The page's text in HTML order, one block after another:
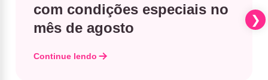
com condições especiais no
mês de agosto
Continue lendo